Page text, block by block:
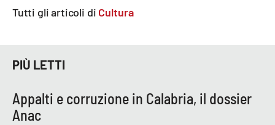
Tutti gli articoli di Cultura
PIÙ LETTI
Appalti e corruzione in Calabria, il dossier
Anac